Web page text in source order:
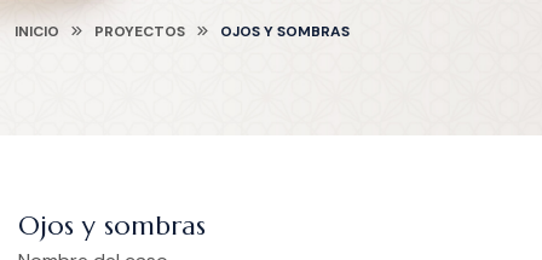
INICIO PROYECTOS OJOS Y SOMBRAS
Ojos y sombras